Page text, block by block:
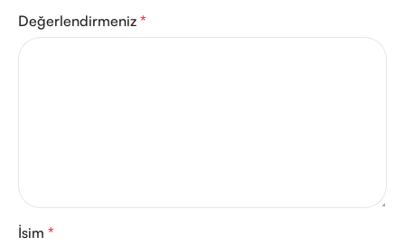
Değerlendirmeniz *
İsim *